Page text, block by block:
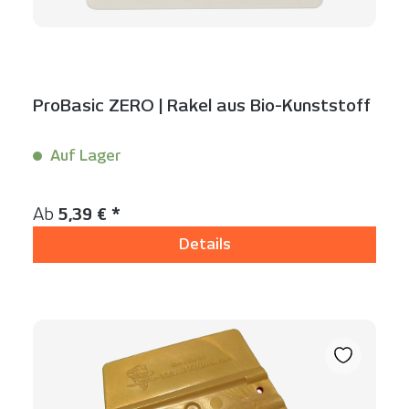
ProBasic ZERO | Rakel aus Bio-Kunststoff
Auf Lager
Regulärer Preis:
Ab 5,39 € *
Details